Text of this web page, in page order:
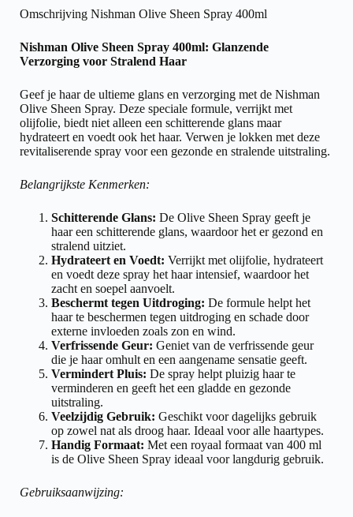
Omschrijving Nishman Olive Sheen Spray 400ml
Nishman Olive Sheen Spray 400ml: Glanzende
Verzorging voor Stralend Haar
Geef je haar de ultieme glans en verzorging met de Nishman
Olive Sheen Spray. Deze speciale formule, verrijkt met
olijfolie, biedt niet alleen een schitterende glans maar
hydrateert en voedt ook het haar. Verwen je lokken met deze
revitaliserende spray voor een gezonde en stralende uitstraling.
Belangrijkste Kenmerken:
Schitterende Glans: De Olive Sheen Spray geeft je
haar een schitterende glans, waardoor het er gezond en
stralend uitziet.
Hydrateert en Voedt: Verrijkt met olijfolie, hydrateert
en voedt deze spray het haar intensief, waardoor het
zacht en soepel aanvoelt.
Beschermt tegen Uitdroging: De formule helpt het
haar te beschermen tegen uitdroging en schade door
externe invloeden zoals zon en wind.
Verfrissende Geur: Geniet van de verfrissende geur
die je haar omhult en een aangename sensatie geeft.
Vermindert Pluis: De spray helpt pluizig haar te
verminderen en geeft het een gladde en gezonde
uitstraling.
Veelzijdig Gebruik: Geschikt voor dagelijks gebruik
op zowel nat als droog haar. Ideaal voor alle haartypes.
Handig Formaat: Met een royaal formaat van 400 ml
is de Olive Sheen Spray ideaal voor langdurig gebruik.
Gebruiksaanwijzing: